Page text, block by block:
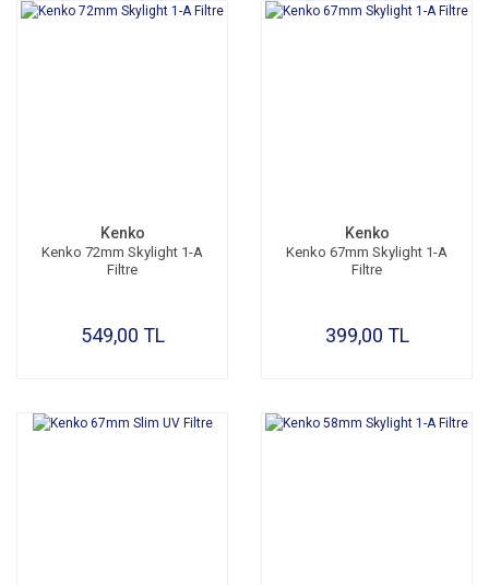
Kenko
Kenko 72mm Skylight 1-A
Filtre
549,00 TL
Kenko
Kenko 67mm Skylight 1-A
Filtre
399,00 TL